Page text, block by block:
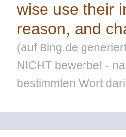
wise use their
reason, and
(auf Bing.de
NICHT bewerbe! -
bestimmten Wort